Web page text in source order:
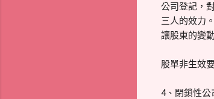
公司登記，
三人的效力
讓股東的變
股單非生效
4、閉鎖性公